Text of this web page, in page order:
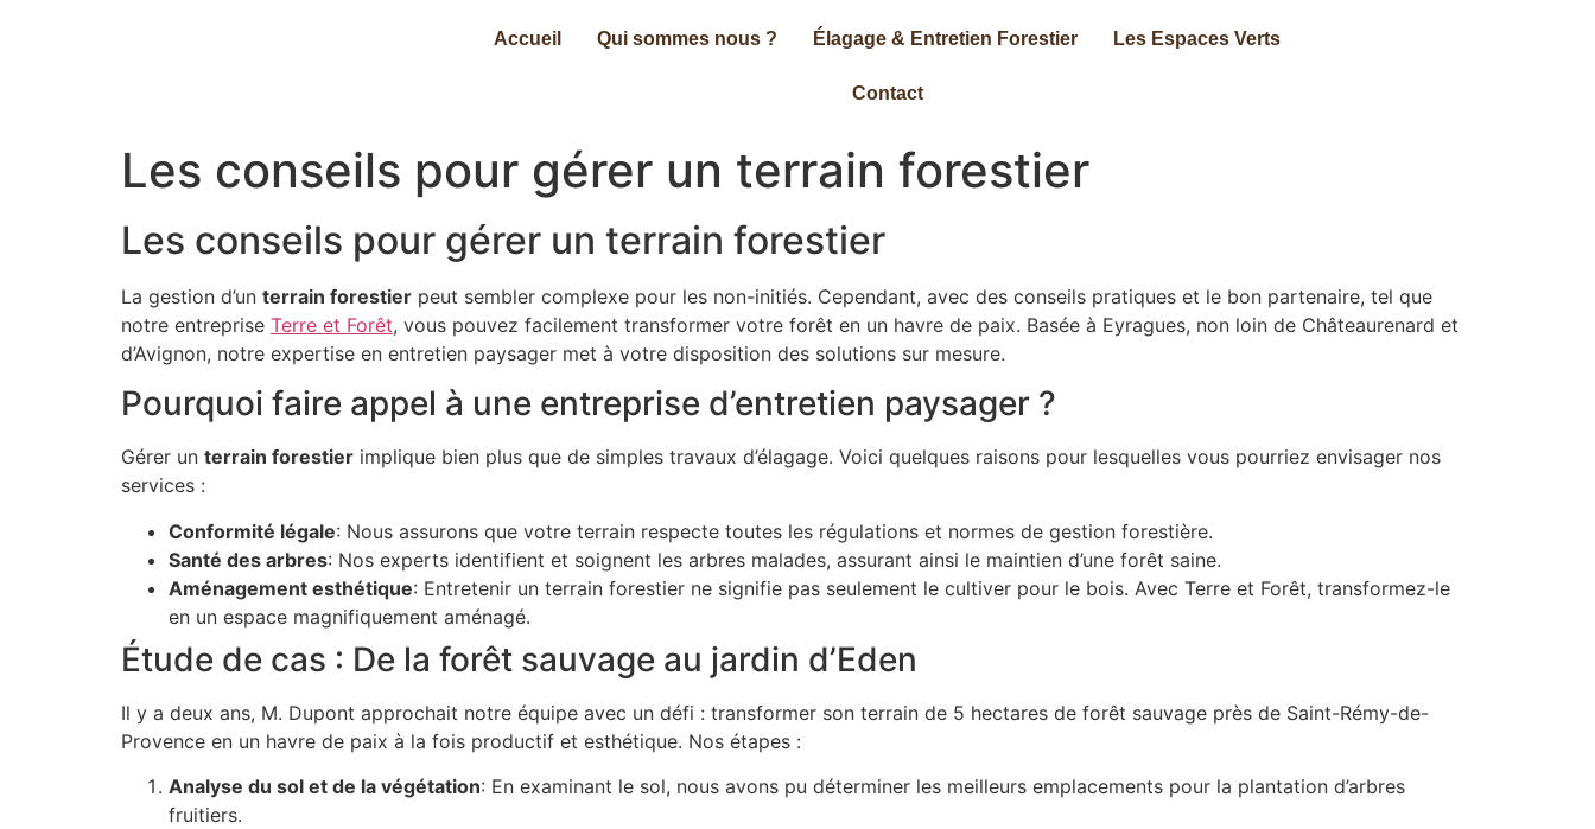
Accueil Qui sommes nous ? Élagage & Entretien Forestier Les Espaces Verts
Contact
Les conseils pour gérer un terrain forestier
Les conseils pour gérer un terrain forestier
La gestion d’un terrain forestier peut sembler complexe pour les non-initiés. Cependant, avec des conseils pratiques et le bon partenaire, tel que
notre entreprise Terre et Forêt, vous pouvez facilement transformer votre forêt en un havre de paix. Basée à Eyragues, non loin de Châteaurenard et
d’Avignon, notre expertise en entretien paysager met à votre disposition des solutions sur mesure.
Pourquoi faire appel à une entreprise d’entretien paysager ?
Gérer un terrain forestier implique bien plus que de simples travaux d’élagage. Voici quelques raisons pour lesquelles vous pourriez envisager nos
services :
Conformité légale: Nous assurons que votre terrain respecte toutes les régulations et normes de gestion forestière.
Santé des arbres: Nos experts identifient et soignent les arbres malades, assurant ainsi le maintien d’une forêt saine.
Aménagement esthétique: Entretenir un terrain forestier ne signifie pas seulement le cultiver pour le bois. Avec Terre et Forêt, transformez-le
en un espace magnifiquement aménagé.
Étude de cas : De la forêt sauvage au jardin d’Eden
Il y a deux ans, M. Dupont approchait notre équipe avec un défi : transformer son terrain de 5 hectares de forêt sauvage près de Saint-Rémy-de-
Provence en un havre de paix à la fois productif et esthétique. Nos étapes :
Analyse du sol et de la végétation: En examinant le sol, nous avons pu déterminer les meilleurs emplacements pour la plantation d’arbres
fruitiers.